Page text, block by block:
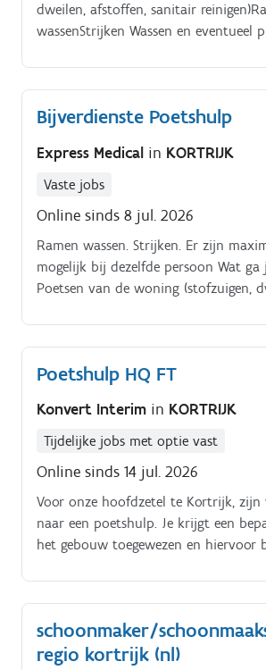
dweilen, afstoffen, sanitair
wassenStrijken Wassen en eventueel
Bijverdienste Poetshulp
Express Medical in KORTRIJK
Vaste jobs
Online sinds 8 jul. 2026
Ramen wassen. Strijken. Er zijn
mogelijk bij dezelfde persoon Wat ga
Poetsen van de woning (stofzuigen,
Poetshulp HQ FT
Konvert Interim in KORTRIJK
Tijdelijke jobs met optie vast
Online sinds 14 jul. 2026
Voor onze hoofdzetel te Kortrijk,
naar een poetshulp. Je krijgt een
het gebouw toegewezen en hiervoor
(enkel de binnenkant)klaarzetten van
vergaderzalenkoffie zetten
schoonmaker/
regio kortrijk (nl)